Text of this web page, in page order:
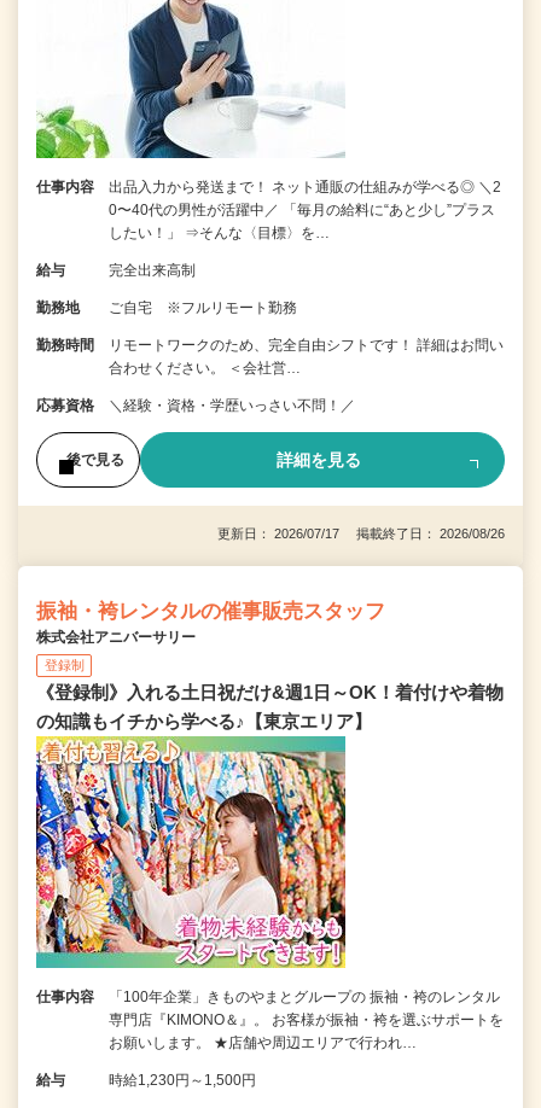
仕事内容
出品入力から発送まで！ ネット通販の仕組みが学べる◎ ＼2
0〜40代の男性が活躍中／ 「毎月の給料に“あと少し”プラス
したい！」 ⇒そんな〈目標〉を…
給与 完全出来高制
勤務地 ご自宅 ※フルリモート勤務
勤務時間
リモートワークのため、完全自由シフトです！ 詳細はお問い
合わせください。 ＜会社営…
応募資格 ＼経験・資格・学歴いっさい不問！／
後で見る 詳細を見る
更新日： 2026/07/17 掲載終了日： 2026/08/26
振袖・袴レンタルの催事販売スタッフ
株式会社アニバーサリー
登録制
《登録制》入れる土日祝だけ&週1日～OK！着付けや着物
の知識もイチから学べる♪【東京エリア】
仕事内容
「100年企業」きものやまとグループの 振袖・袴のレンタル
専門店『KIMONO＆』。 お客様が振袖・袴を選ぶサポートを
お願いします。 ★店舗や周辺エリアで行われ…
給与 時給1,230円～1,500円